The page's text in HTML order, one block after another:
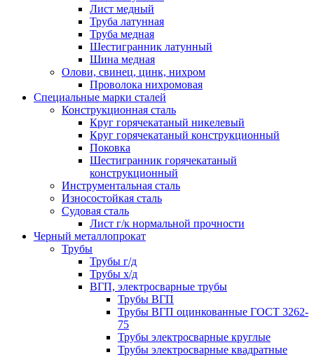
Лист медный
Труба латунная
Труба медная
Шестигранник латунный
Шина медная
Олови, свинец, цинк, нихром
Проволока нихромовая
Специальные марки сталей
Конструкционная сталь
Круг горячекатаный никелевый
Круг горячекатаный конструкционный
Поковка
Шестигранник горячекатаный
конструкционный
Инструментальная сталь
Износостойкая сталь
Судовая сталь
Лист г/к нормальной прочности
Черный металлопрокат
Трубы
Трубы г/д
Трубы х/д
ВГП, электросварные трубы
Трубы ВГП
Трубы ВГП оцинкованные ГОСТ 3262-
75
Трубы электросварные круглые
Трубы электросварные квадратные